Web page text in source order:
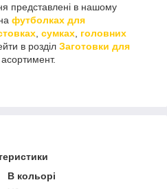
представлені в нашому
футболках для
сумках головних
в розділ Заготовки для
В кольорі